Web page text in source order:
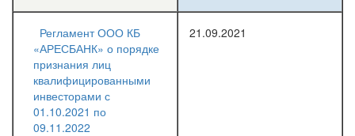
Регламент ООО КБ
«АРЕСБАНК» о порядке
признания лиц
квалифицированными
инвесторами с
01.10.2021 по
09.11.2022
21.09.2021